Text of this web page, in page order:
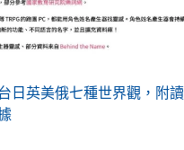
日英美俄七種世界觀，附讀